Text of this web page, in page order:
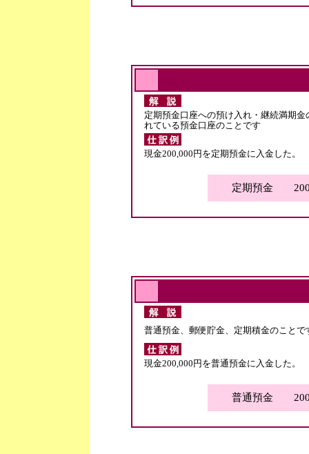
定期預金口座への預け入れ・継続満期
れている預金口座のことです
現金200,000円を定期預金に入金した。
定期預金
普通預金、郵便貯金、定期積金のこと
現金200,000円を普通預金に入金した。
普通預金